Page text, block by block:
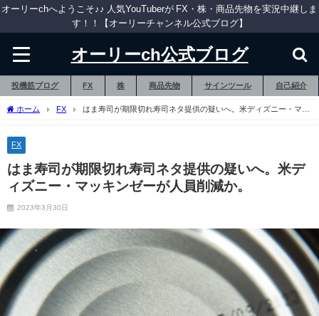
オーリーchへようこそ♪♪ 人気YouTuberが FX・株・商品先物を実況中継しま
す！！【オーリーチャンネル公式ブログ】
オーリーch公式ブログ
投機筋ブログ FX 株 商品先物 サインツール 自己紹介
ホーム FX
はま寿司が期限切れ寿司ネタ提供の疑いへ。米ディズニー・マッ
FX
はま寿司が期限切れ寿司ネタ提供の疑いへ。米デ
ィズニー・マッキンゼーが人員削減か。
2023年3月30日